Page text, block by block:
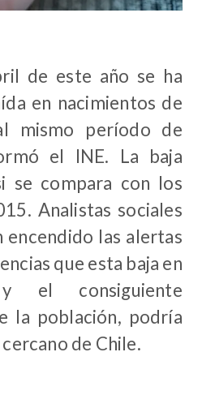
de este año se ha
en nacimientos de
mismo período de
el INE. La baja
se compara con los
Analistas sociales
encendido las alertas
que esta baja en
el consiguiente
la población, podría
de Chile.